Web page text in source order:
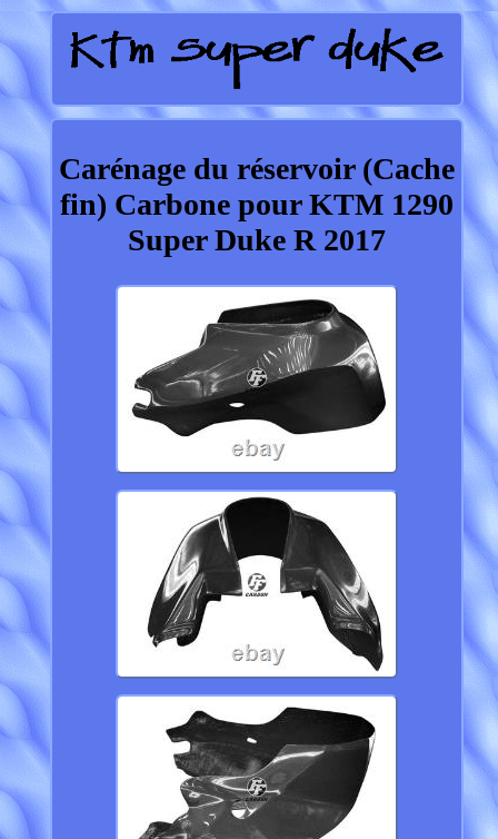
Carénage du réservoir (Cache
fin) Carbone pour KTM 1290
Super Duke R 2017